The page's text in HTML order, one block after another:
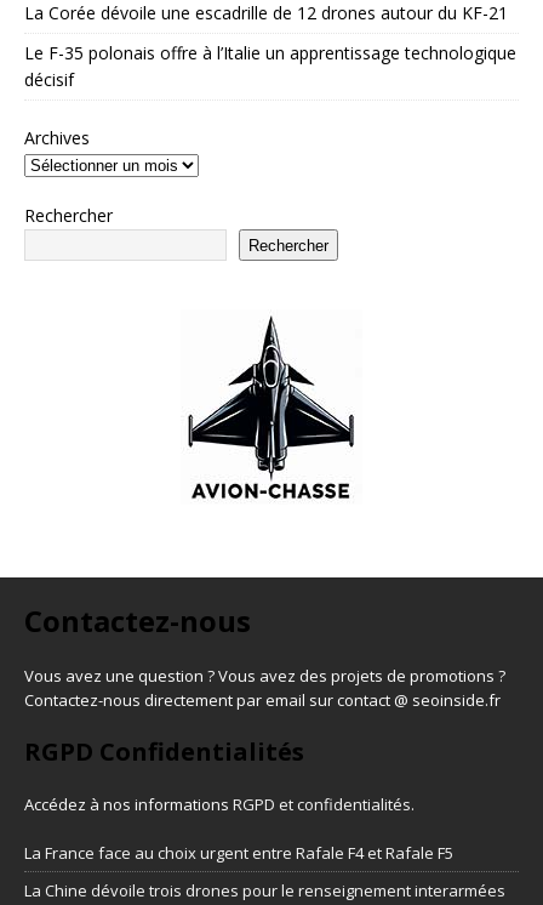
La Corée dévoile une escadrille de 12 drones autour du KF-21
Le F-35 polonais offre à l’Italie un apprentissage technologique
décisif
Archives
Rechercher
Rechercher
Contactez-nous
Vous avez une question ? Vous avez des projets de promotions ?
Contactez-nous directement par email sur contact @ seoinside.fr
RGPD Confidentialités
Accédez à nos informations RGPD et confidentialités.
La France face au choix urgent entre Rafale F4 et Rafale F5
La Chine dévoile trois drones pour le renseignement interarmées